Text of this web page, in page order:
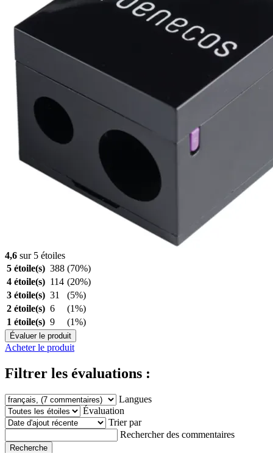
4,6 sur 5 étoiles
5 étoile(s) 388 (70%)
4 étoile(s) 114 (20%)
3 étoile(s) 31
(5%)
2 étoile(s) 6
(1%)
1 étoile(s) 9 (1%)
Évaluer le produit
Acheter le produit
Filtrer les évaluations :
Langues
Évaluation
Trier par
Rechercher des commentaires
Recherche